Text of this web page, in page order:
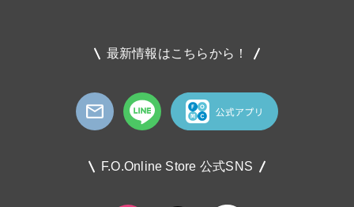
最新情報はこちらから！
F.O.Online Store 公式SNS